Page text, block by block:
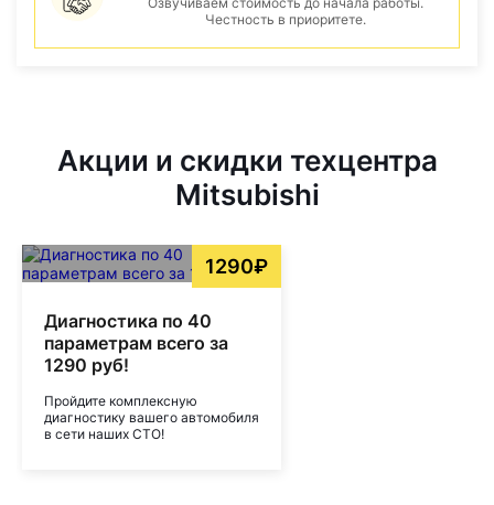
Честность в приоритете.
Акции и скидки техцентра
Mitsubishi
1290₽
Диагностика по 40
параметрам всего за
1290 руб!
Пройдите комплексную
диагностику вашего автомобиля
в сети наших СТО!